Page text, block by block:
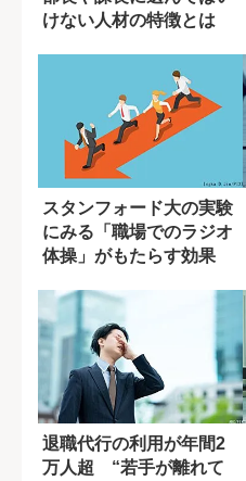
けない人材の特徴とは
スタンフォード大の実験
にみる「職場でのラジオ
体操」がもたらす効果
退職代行の利用が年間2
万人超 “若手が離れて